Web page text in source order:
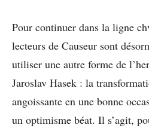
Pour continuer dans la ligne
lecteurs de Causeur sont
utiliser une autre forme de
Jaroslav Hasek : la
angoissante en une bonne
un optimisme béat. Il s’agit,